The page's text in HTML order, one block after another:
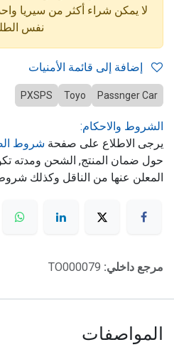
لا يمكن شراء أكثر من سيريا
نفس
Passnger Car
Toyo
PXSPS
الشروط والاحكام:
يرجى الاطلاع على صفحة شروط
حول ضمان المنتج, الشحن ومدته
المعلن عنها من الناقل وكذلك
مرجع داخلي: TO000079
المواصفات